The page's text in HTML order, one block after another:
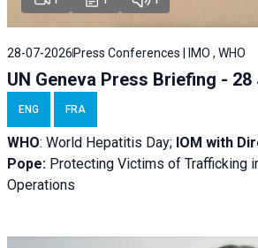
28-07-2026 Press Conferences | IMO , WHO
UN Geneva Press Briefing - 28
ENG FRA
WHO: World Hepatitis Day; IOM with
Pope: Protecting Victims of Trafficking
Operations